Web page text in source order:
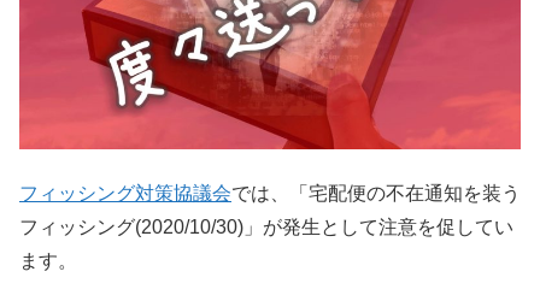
フィッシング対策協議会では、「宅配便の不在通知を装う
フィッシング(2020/10/30)」が発生として注意を促してい
ます。